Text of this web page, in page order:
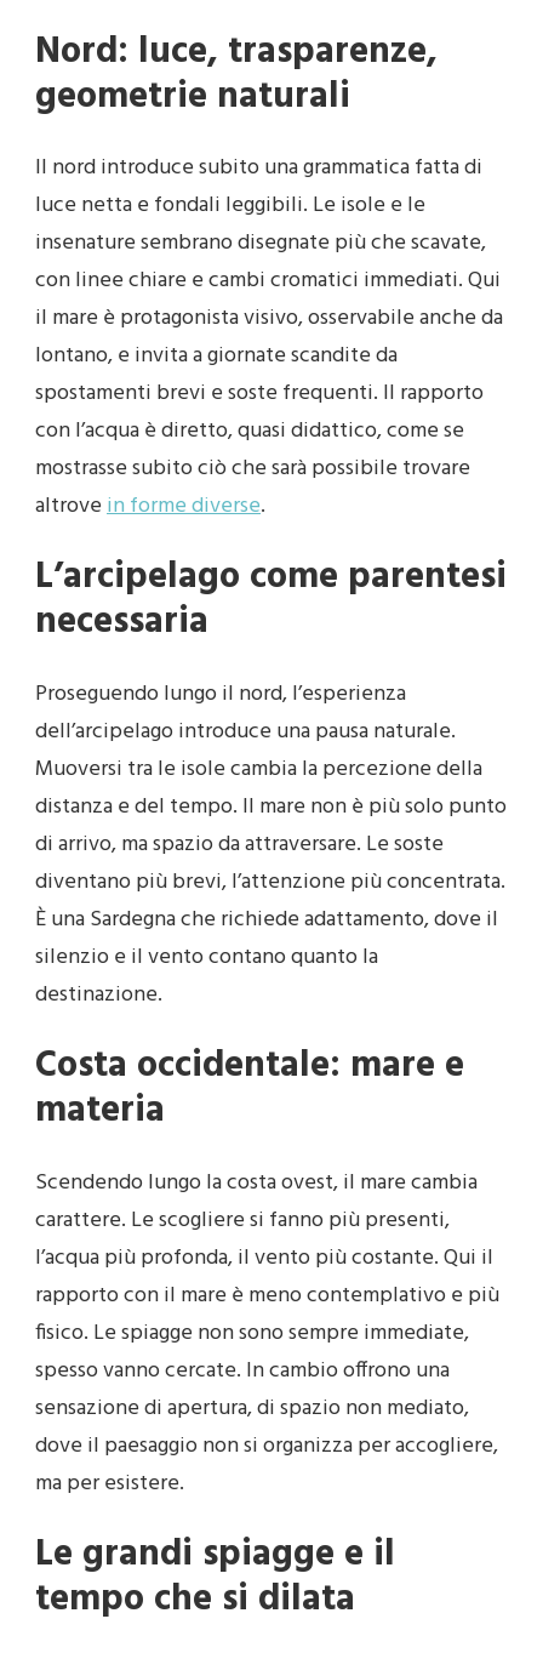
Nord: luce, trasparenze,
geometrie naturali
Il nord introduce subito una grammatica fatta di
luce netta e fondali leggibili. Le isole e le
insenature sembrano disegnate più che scavate,
con linee chiare e cambi cromatici immediati. Qui
il mare è protagonista visivo, osservabile anche da
lontano, e invita a giornate scandite da
spostamenti brevi e soste frequenti. Il rapporto
con l’acqua è diretto, quasi didattico, come se
mostrasse subito ciò che sarà possibile trovare
altrovein forme diverse.
L’arcipelago come parentesi
necessaria
Proseguendo lungo il nord, l’esperienza
dell’arcipelago introduce una pausa naturale.
Muoversi tra le isole cambia la percezione della
distanza e del tempo. Il mare non è più solo punto
di arrivo, ma spazio da attraversare. Le soste
diventano più brevi, l’attenzione più concentrata.
È una Sardegna che richiede adattamento, dove il
silenzio e il vento contano quanto la
destinazione.
Costa occidentale: mare e
materia
Scendendo lungo la costa ovest, il mare cambia
carattere. Le scogliere si fanno più presenti,
l’acqua più profonda, il vento più costante. Qui il
rapporto con il mare è meno contemplativo e più
fisico. Le spiagge non sono sempre immediate,
spesso vanno cercate. In cambio offrono una
sensazione di apertura, di spazio non mediato,
dove il paesaggio non si organizza per accogliere,
ma per esistere.
Le grandi spiagge e il
tempo che si dilata